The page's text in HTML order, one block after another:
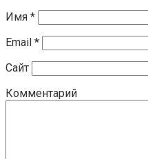
Имя *
Email *
Сайт
Комментарий